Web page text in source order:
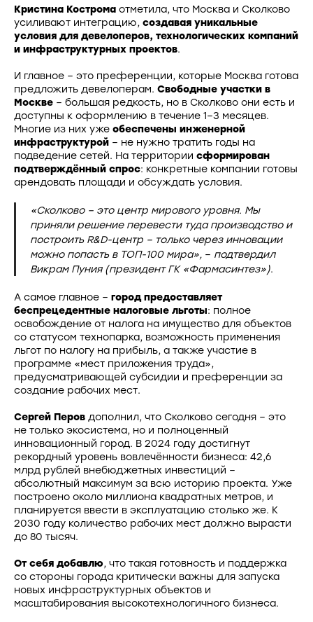
Кристина Кострома отметила, что Москва и Сколково
усиливают интеграцию, создавая уникальные
условия для девелоперов, технологических компаний
и инфраструктурных проектов.
И главное – это преференции, которые Москва готова
предложить девелоперам. Свободные участки в
Москве – большая редкость, но в Сколково они есть и
доступны к оформлению в течение 1–3 месяцев.
Многие из них уже обеспечены инженерной
инфраструктурой – не нужно тратить годы на
подведение сетей. На территории сформирован
подтверждённый спрос: конкретные компании готовы
арендовать площади и обсуждать условия.
«Сколково – это центр мирового уровня. Мы
приняли решение перевести туда производство и
построить R&D-центр – только через инновации
можно попасть в ТОП-100 мира», – подтвердил
Викрам Пуния (президент ГК «Фармасинтез»).
А самое главное – город предоставляет
беспрецедентные налоговые льготы: полное
освобождение от налога на имущество для объектов
со статусом технопарка, возможность применения
льгот по налогу на прибыль, а также участие в
программе «мест приложения труда»,
предусматривающей субсидии и преференции за
создание рабочих мест.
Сергей Перов дополнил, что Сколково сегодня – это
не только экосистема, но и полноценный
инновационный город. В 2024 году достигнут
рекордный уровень вовлечённости бизнеса: 42,6
млрд рублей внебюджетных инвестиций –
абсолютный максимум за всю историю проекта. Уже
построено около миллиона квадратных метров, и
планируется ввести в эксплуатацию столько же. К
2030 году количество рабочих мест должно вырасти
до 80 тысяч.
От себя добавлю, что такая готовность и поддержка
со стороны города критически важны для запуска
новых инфраструктурных объектов и
масштабирования высокотехнологичного бизнеса.